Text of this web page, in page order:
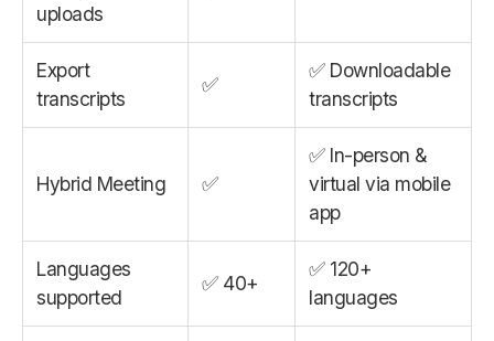
uploads
Export
transcripts
✅
✅ Downloadable
transcripts
Hybrid Meeting ✅
✅ In-person &
virtual via mobile
app
Languages
supported
✅ 40+
✅ 120+
languages